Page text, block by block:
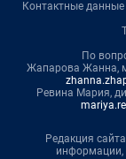
Контактные
По
Жапарова Жанна,
Ревина Мария,
Редакция
информации,